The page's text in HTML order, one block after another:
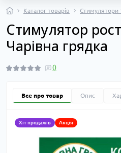
Каталог товарів Стимулятори
Стимулятор
Чарівна грядка
0
Все про товар Опис
Хіт продажів Акція